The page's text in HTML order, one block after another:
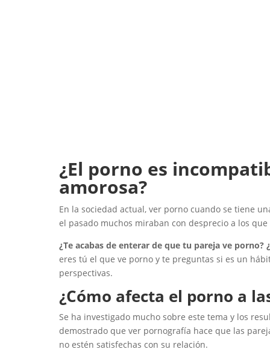
¿El porno es
amorosa?
En la sociedad actual, ver porno cuando se tiene
el pasado muchos miraban con desprecio a los
¿Te acabas de enterar de que tu pareja ve
eres tú el que ve porno y te preguntas si es un
perspectivas.
¿Cómo afecta el porno a
Se ha investigado mucho sobre este tema y los
demostrado que ver pornografía hace que las
no estén satisfechas con su relación.